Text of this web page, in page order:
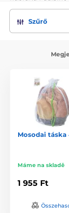
Szűrő
Mosodai táska
Máme na skladě
1 955 Ft